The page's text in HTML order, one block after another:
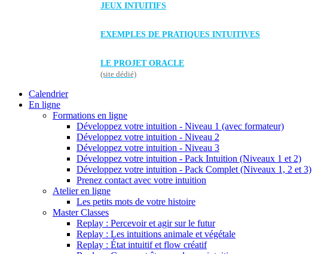
JEUX INTUITIFS
EXEMPLES DE PRATIQUES INTUITIVES
LE PROJET ORACLE
(site dédié)
Calendrier
En ligne
Formations en ligne
Développez votre intuition - Niveau 1 (avec formateur)
Développez votre intuition - Niveau 2
Développez votre intuition - Niveau 3
Développez votre intuition - Pack Intuition (Niveaux 1 et 2)
Développez votre intuition - Pack Complet (Niveaux 1, 2 et 3)
Prenez contact avec votre intuition
Atelier en ligne
Les petits mots de votre histoire
Master Classes
Replay : Percevoir et agir sur le futur
Replay : Les intuitions animale et végétale
Replay : État intuitif et flow créatif